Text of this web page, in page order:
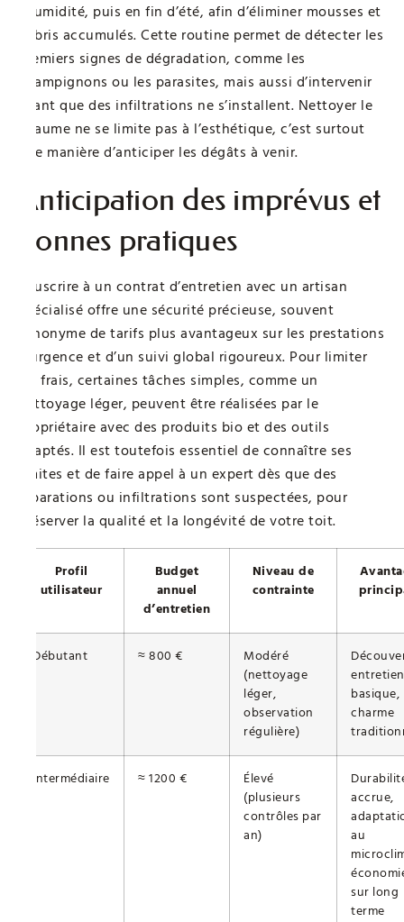
l’humidité, puis en fin d’été, afin d’éliminer mousses et
débris accumulés. Cette routine permet de détecter les
premiers signes de dégradation, comme les
champignons ou les parasites, mais aussi d’intervenir
avant que des infiltrations ne s’installent. Nettoyer le
chaume ne se limite pas à l’esthétique, c’est surtout
une manière d’anticiper les dégâts à venir.
Anticipation des imprévus et
bonnes pratiques
Souscrire à un contrat d’entretien avec un artisan
spécialisé offre une sécurité précieuse, souvent
synonyme de tarifs plus avantageux sur les prestations
d’urgence et d’un suivi global rigoureux. Pour limiter
les frais, certaines tâches simples, comme un
nettoyage léger, peuvent être réalisées par le
propriétaire avec des produits bio et des outils
adaptés. Il est toutefois essentiel de connaître ses
limites et de faire appel à un expert dès que des
réparations ou infiltrations sont suspectées, pour
préserver la qualité et la longévité de votre toit.
Profil
utilisateur
Budget
annuel
d’entretien
Niveau de
contrainte
Débutant ≈ 800 €
Modéré
(nettoyage
léger,
observation
régulière)
entretien
basique,
charme
Intermédiaire ≈ 1200 €
Élevé
(plusieurs
contrôles par
an)
accrue,
au
sur long
terme